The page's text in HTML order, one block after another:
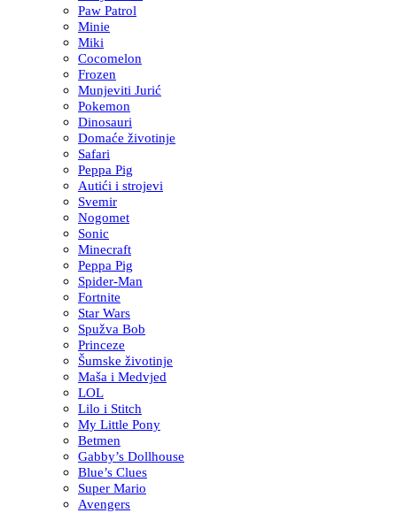
Paw Patrol
Minie
Miki
Cocomelon
Frozen
Munjeviti Jurić
Pokemon
Dinosauri
Domaće životinje
Safari
Peppa Pig
Autići i strojevi
Svemir
Nogomet
Sonic
Minecraft
Peppa Pig
Spider-Man
Fortnite
Star Wars
Spužva Bob
Princeze
Šumske životinje
Maša i Medvjed
LOL
Lilo i Stitch
My Little Pony
Betmen
Gabby’s Dollhouse
Blue’s Clues
Super Mario
Avengers